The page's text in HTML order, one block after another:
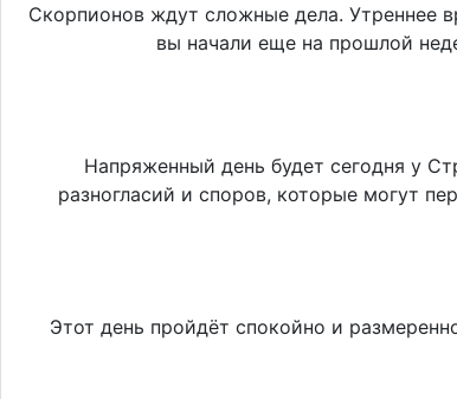
Скорпионов ждут сложные дела. Утреннее
вы начали еще на прошлой
Напряженный день будет сегодня у
разногласий и споров, которые могут
Этот день пройдёт спокойно и